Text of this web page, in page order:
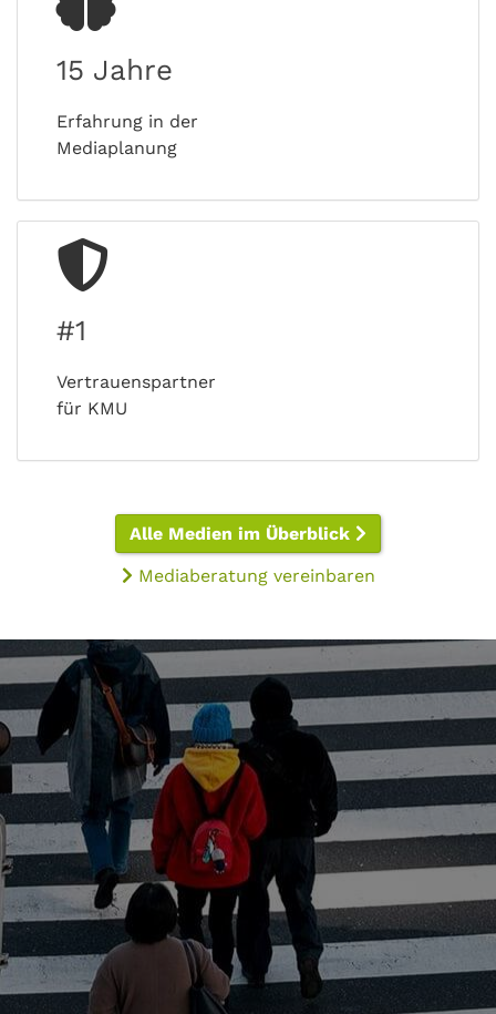
15 Jahre
Erfahrung in der
Mediaplanung
#1
Vertrauenspartner
für KMU
Alle Medien im Überblick
Mediaberatung vereinbaren